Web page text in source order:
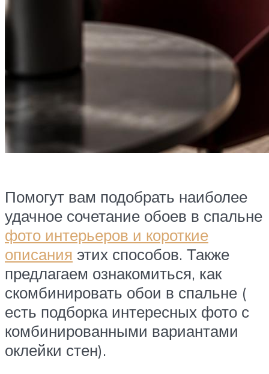
Помогут вам подобрать наиболее
удачное сочетание обоев в спальне
фото интерьеров и короткие
описания этих способов. Также
предлагаем ознакомиться, как
скомбинировать обои в спальне (
есть подборка интересных фото с
комбинированными вариантами
оклейки стен).